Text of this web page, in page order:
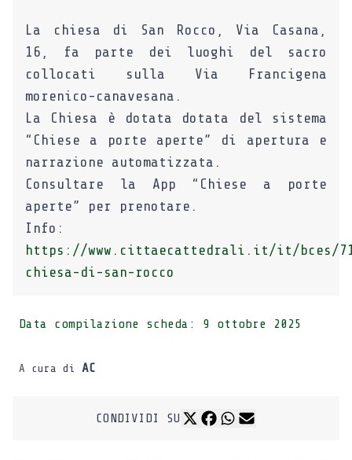
La chiesa di San Rocco, Via Casana,
16, fa parte dei luoghi del sacro
collocati sulla Via Francigena
morenico-canavesana.
La Chiesa è dotata dotata del sistema
“Chiese a porte aperte” di apertura e
narrazione automatizzata.
Consultare la App “Chiese a porte
aperte” per prenotare.
Info:
https://www.cittaecattedrali.it/it/bces/
chiesa-di-san-rocco
Data compilazione scheda: 9 ottobre 2025
A cura di AC
CONDIVIDI SU